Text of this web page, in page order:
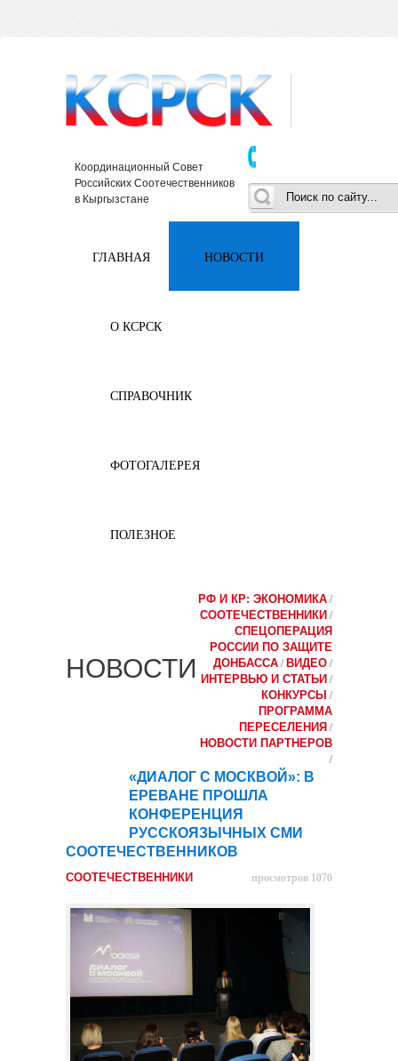
Координационный Совет
Российских Соотечественников
в Кыргызстане
ГЛАВНАЯ НОВОСТИ
О КСРСК
СПРАВОЧНИК
ФОТОГАЛЕРЕЯ
ПОЛЕЗНОЕ
НОВОСТИ
РФ И КР: ЭКОНОМИКА /
СООТЕЧЕСТВЕННИКИ /
СПЕЦОПЕРАЦИЯ
РОССИИ ПО ЗАЩИТЕ
ДОНБАССА / ВИДЕО /
ИНТЕРВЬЮ И СТАТЬИ /
КОНКУРСЫ /
ПРОГРАММА
ПЕРЕСЕЛЕНИЯ /
НОВОСТИ ПАРТНЕРОВ
/
«ДИАЛОГ С МОСКВОЙ»: В
ЕРЕВАНЕ ПРОШЛА
КОНФЕРЕНЦИЯ
РУССКОЯЗЫЧНЫХ СМИ
СООТЕЧЕСТВЕННИКОВ
СООТЕЧЕСТВЕННИКИ просмотров 1070